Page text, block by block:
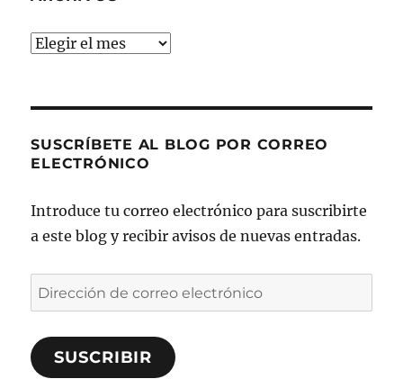
Archivos
SUSCRÍBETE AL BLOG POR CORREO
ELECTRÓNICO
Introduce tu correo electrónico para suscribirte
a este blog y recibir avisos de nuevas entradas.
Dirección
de
correo
electrónico
SUSCRIBIR